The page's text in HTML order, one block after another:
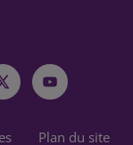
Plan du site